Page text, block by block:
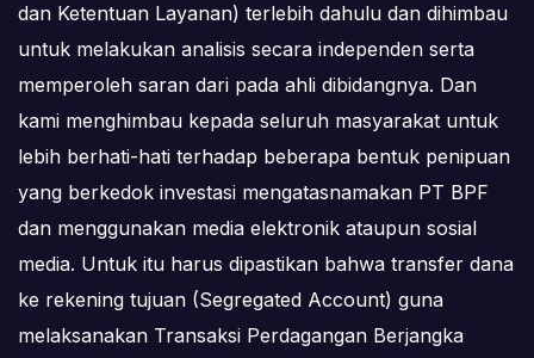
dan Ketentuan Layanan) terlebih dahulu dan dihimbau
untuk melakukan analisis secara independen serta
memperoleh saran dari pada ahli dibidangnya. Dan
kami menghimbau kepada seluruh masyarakat untuk
lebih berhati-hati terhadap beberapa bentuk penipuan
yang berkedok investasi mengatasnamakan PT BPF
dan menggunakan media elektronik ataupun sosial
media. Untuk itu harus dipastikan bahwa transfer dana
ke rekening tujuan (Segregated Account) guna
melaksanakan Transaksi Perdagangan Berjangka